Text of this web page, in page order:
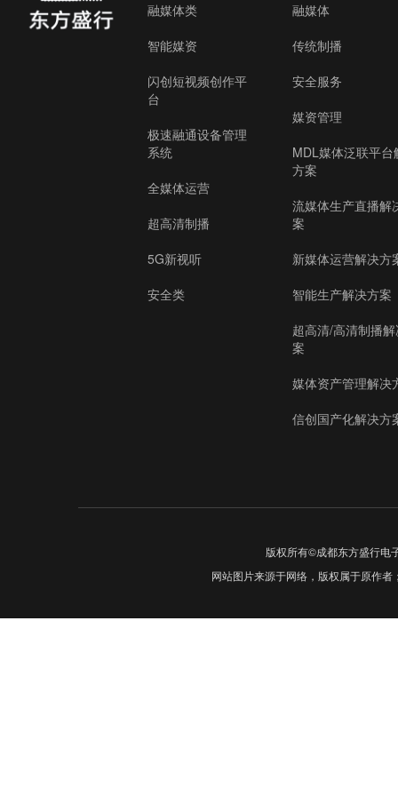
融媒体类
智能媒资
闪创短视频创作平
台
极速融通设备管理
系统
全媒体运营
超高清制播
5G新视听
安全类
融媒体
传统制播
安全服务
媒资管理
MDL媒体泛联平台
方案
流媒体生产直播解
案
新媒体运营解决方
智能生产解决方案
超高清/高清制播
案
媒体资产管理解决
信创国产化解决方
版权所有©成都东方盛行电
网站图片来源于网络，版权属于原作